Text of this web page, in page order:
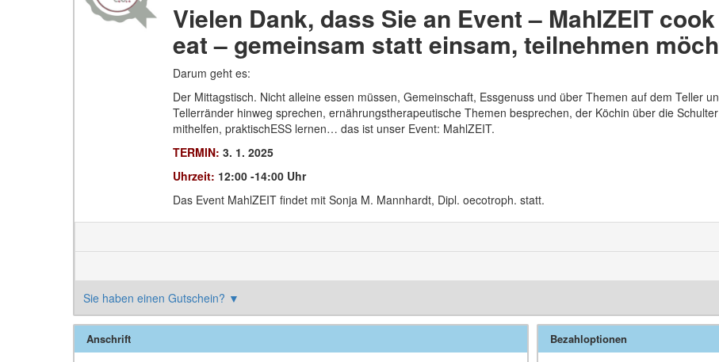
Vielen Dank, dass Sie an Event – MahlZEIT
eat – gemeinsam statt einsam, teilnehmen
Darum geht es:
Der Mittagstisch. Nicht alleine essen müssen, Gemeinschaft, Essgenuss und über Themen auf dem Teller
Tellerränder hinweg sprechen, ernährungstherapeutische Themen besprechen, der Köchin über die
mithelfen, praktischESS lernen… das ist unser Event: MahlZEIT.
TERMIN: 3. 1. 2025
Uhrzeit: 12:00 -14:00 Uhr
Das Event MahlZEIT findet mit Sonja M. Mannhardt, Dipl. oecotroph. statt.
Sie haben einen Gutschein? ▼
Anschrift Bezahloptionen